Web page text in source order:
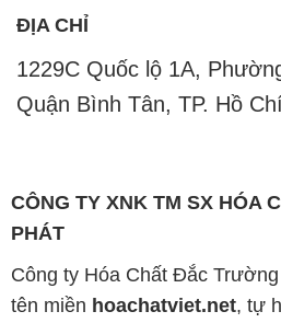
ĐỊA CHỈ
1229C Quốc lộ 1A,
Quận Bình Tân, TP. Hồ
CÔNG TY XNK TM SX HÓA
PHÁT
Công ty Hóa Chất Đắc
tên miền hoachatviet.net, tự